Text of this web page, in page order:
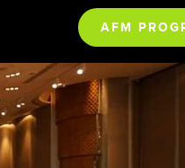
AFM